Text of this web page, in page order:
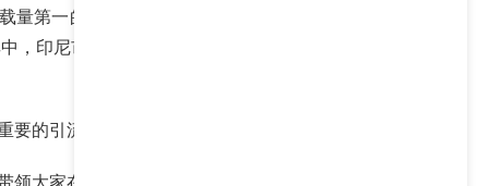
第一的软件，超越谷歌成为全球访问量最多的互
印尼市场的月均GMV达2亿美元，预计2023年将
的引流渠道。